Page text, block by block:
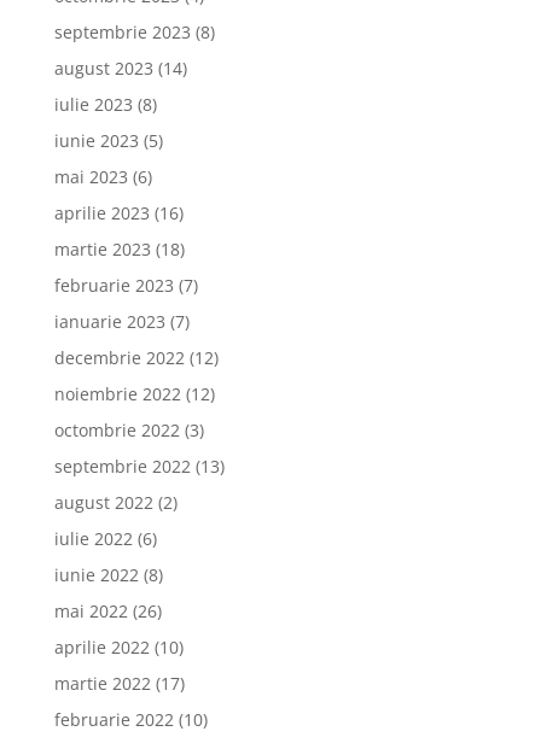
septembrie 2023 (8)
august 2023 (14)
iulie 2023 (8)
iunie 2023 (5)
mai 2023 (6)
aprilie 2023 (16)
martie 2023 (18)
februarie 2023 (7)
ianuarie 2023 (7)
decembrie 2022(12)
noiembrie 2022(12)
octombrie 2022(3)
septembrie 2022(13)
august 2022(2)
iulie 2022(6)
iunie 2022(8)
mai 2022(26)
aprilie 2022(10)
martie 2022(17)
februarie 2022(10)